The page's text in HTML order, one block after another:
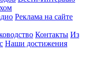
Реклама на сайте
Контакты Из
Наши достижения